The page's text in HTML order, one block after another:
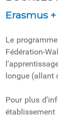
Erasmus
Le
Fédération-
longue (allant
Pour plus